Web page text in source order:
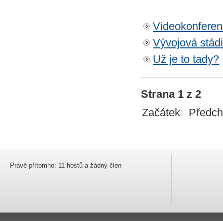
Vývojová
Už je to tady?
Strana 1 z 2
Začátek
Právě přítomno: 11 hostů a žádný člen